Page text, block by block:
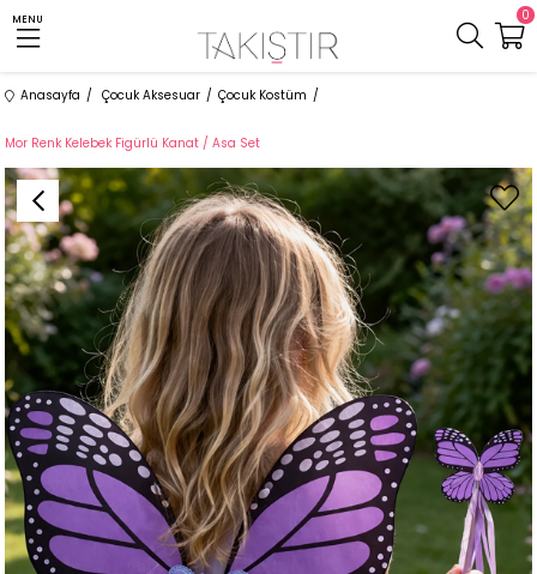
MENU 0
Anasayfa Çocuk Aksesuar Çocuk Kostüm
Mor Renk Kelebek Figürlü Kanat / Asa Set